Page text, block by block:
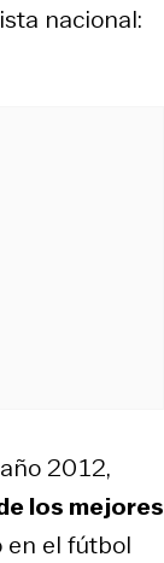
nacional:
2012,
los mejores
en el fútbol